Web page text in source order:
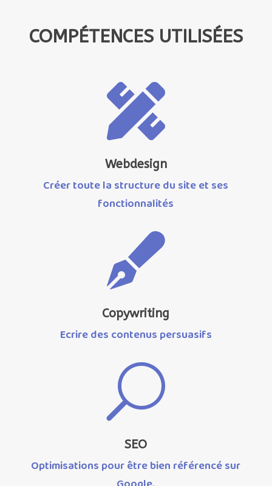
COMPÉTENCES UTILISÉES

Webdesign
Créer toute la structure du site et ses
fonctionnalités

Copywriting
Ecrire des contenus persuasifs
U
SEO
Optimisations pour être bien référencé sur